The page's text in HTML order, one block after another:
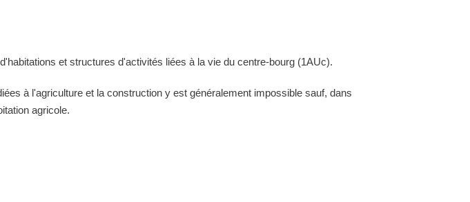
et structures d'activités liées à la vie du centre-bourg (1AUc).
à l'agriculture et la construction y est généralement impossible sauf, dans
agricole.